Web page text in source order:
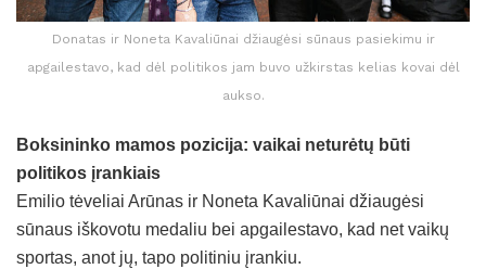
Donatas ir Noneta Kavaliūnai džiaugėsi sūnaus pasiekimu ir
apgailestavo, kad dėl politikos jam buvo užkirstas kelias kovai dėl
aukso.
Boksininko mamos pozicija: vaikai neturėtų būti
politikos įrankiais
Emilio tėveliai Arūnas ir Noneta Kavaliūnai džiaugėsi
sūnaus iškovotu medaliu bei apgailestavo, kad net vaikų
sportas, anot jų, tapo politiniu įrankiu.